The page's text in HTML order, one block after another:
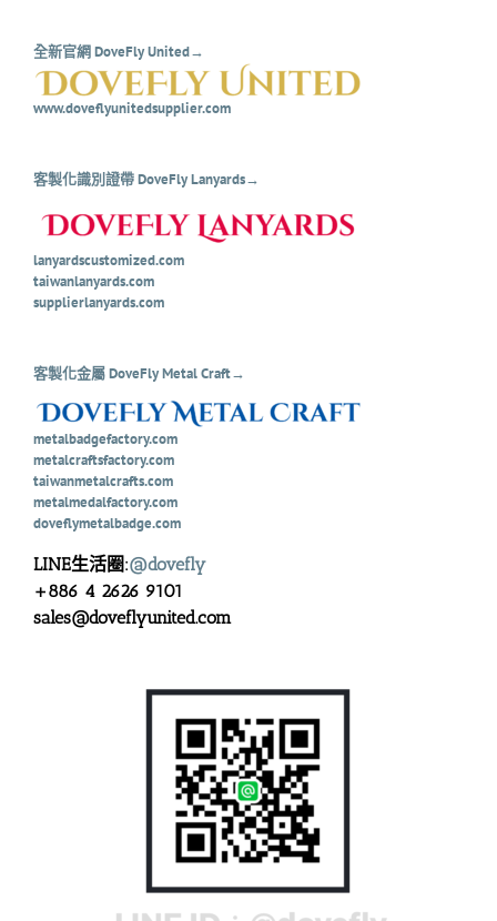
全新官網 DoveFly United→
www.doveflyunitedsupplier.com
客製化識別證帶 DoveFly Lanyards→
lanyardscustomized.com
taiwanlanyards.com
supplierlanyards.com
客製化金屬 DoveFly Metal Craft→
metalbadgefactory.com
metalcraftsfactory.com
taiwanmetalcrafts.com
metalmedalfactory.com
doveflymetalbadge.com
LINE生活圈:@dovefly
+886 4 2626 9101
sales@doveflyunited.com